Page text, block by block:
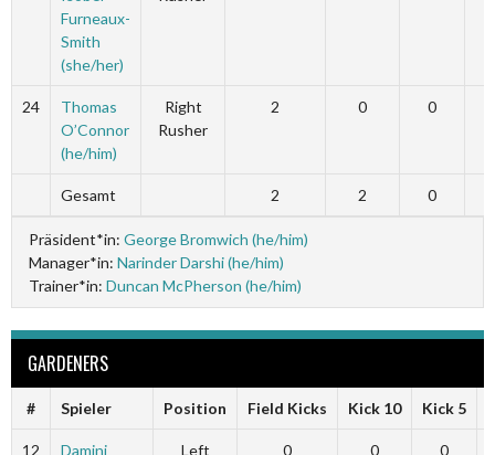
Furneaux-
Smith
(she/her)
24
Thomas
O’Connor
(he/him)
Right
Rusher
2 0 0
Gesamt 2 2 0
Präsident*in: George Bromwich (he/him)
Manager*in: Narinder Darshi (he/him)
Trainer*in: Duncan McPherson (he/him)
GARDENERS
# Spieler Position Field Kicks Kick 10 Kick 5
12
Damini
Left
0 0 0